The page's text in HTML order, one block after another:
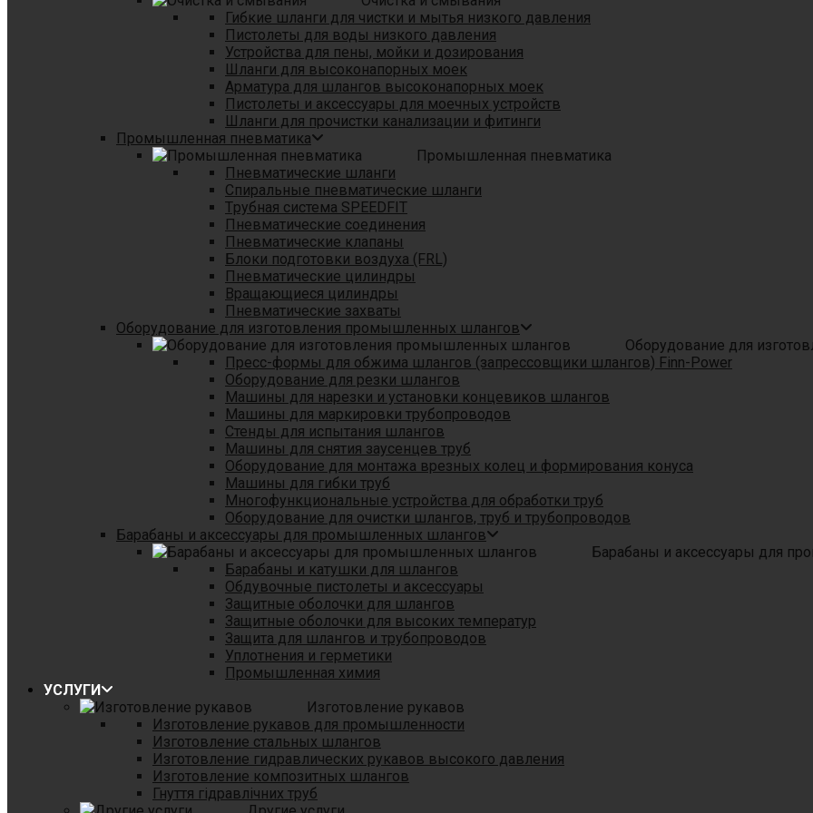
Гибкие шланги для чистки и мытья низкого давления
Пистолеты для воды низкого давления
Устройства для пены, мойки и дозирования
Шланги для высоконапорных моек
Арматура для шлангов высоконапорных моек
Пистолеты и аксессуары для моечных устройств
Шланги для прочистки канализации и фитинги
Промышленная пневматика
Промышленная пневматика
Пневматические шланги
Спиральные пневматические шланги
Tрубная система SPEEDFIT
Пневматические соединения
Пневматические клапаны
Блоки подготовки воздуха (FRL)
Пневматические цилиндры
Вращающиеся цилиндры
Пневматические захваты
Оборудование для изготовления промышленных шлангов
Оборудование для
Пресс-формы для обжима шлангов (запрессовщики шлангов) Finn-Power
Оборудование для резки шлангов
Машины для нарезки и установки концевиков шлангов
Машины для маркировки трубопроводов
Стенды для испытания шлангов
Машины для снятия заусенцев труб
Оборудование для монтажа врезных колец и формирования конуса
Машины для гибки труб
Многофункциональные устройства для обработки труб
Оборудование для очистки шлангов, труб и трубопроводов
Барабаны и аксессуары для промышленных шлангов
Барабаны и аксессуары для
Барабаны и катушки для шлангов
Обдувочные пистолеты и аксессуары
Защитные оболочки для шлангов
Защитные оболочки для высоких температур
Защита для шлангов и трубопроводов
Уплотнения и герметики
Промышленная химия
УСЛУГИ
Изготовление рукавов
Изготовление рукавов для промышленности
Изготовление стальных шлангов
Изготовление гидравлических рукавов высокого давления
Изготовление композитных шлангов
Гнуття гідравлічних труб